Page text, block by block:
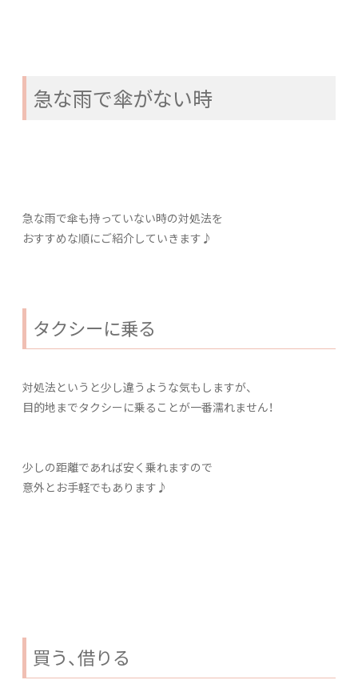
急な雨で傘がない時
急な雨で傘も持っていない時の対処法を
おすすめな順にご紹介していきます♪
タクシーに乗る
対処法というと少し違うような気もしますが、
目的地までタクシーに乗ることが一番濡れません！
少しの距離であれば安く乗れますので
意外とお手軽でもあります♪
買う、借りる